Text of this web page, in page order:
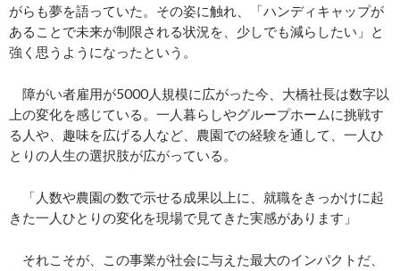
がらも夢を語っていた。その姿に触れ、「ハンディキャップが
あることで未来が制限される状況を、少しでも減らしたい」と
強く思うようになったという。
障がい者雇用が5000人規模に広がった今、大橋社長は数字以
上の変化を感じている。一人暮らしやグループホームに挑戦す
る人や、趣味を広げる人など、農園での経験を通して、一人ひ
とりの人生の選択肢が広がっている。
「人数や農園の数で示せる成果以上に、就職をきっかけに起
きた一人ひとりの変化を現場で見てきた実感があります」
それこそが、この事業が社会に与えた最大のインパクトだ、